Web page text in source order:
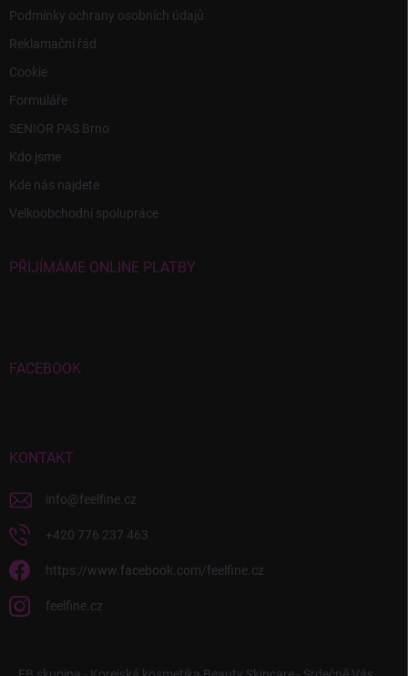
Podmínky ochrany osobních údajů
Reklamační řád
Cookie
Formuláře
SENIOR PAS Brno
Kdo jsme
Kde nás najdete
Velkoobchodní spolupráce
PŘIJÍMÁME ONLINE PLATBY
FACEBOOK
KONTAKT
info@feelfine.cz
+420 776 237 463
https://www.facebook.com/feelfine.cz
feelfine.cz